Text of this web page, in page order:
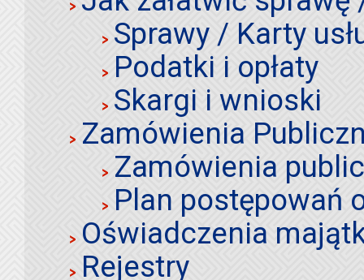
Sprawy / Karty
Podatki i opłaty
Skargi i wnioski
Zamówienia
Zamówienia
Plan postępowań
Oświadczenia
Rejestry